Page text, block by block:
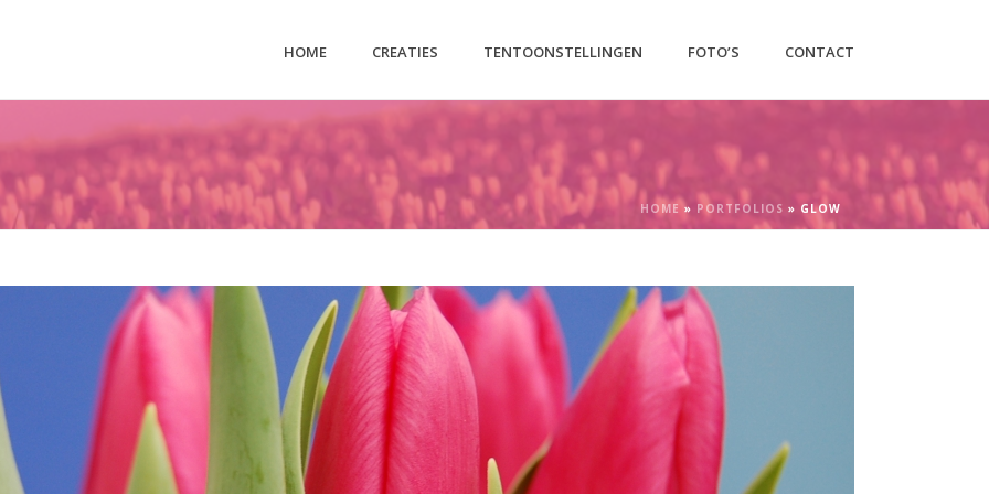
HOME CREATIES TENTOONSTELLINGEN FOTO’S CONTACT
HOME » PORTFOLIOS » GLOW